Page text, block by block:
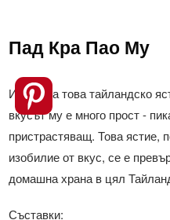
Пад Кра Пао Му
Името на това тайландско
вкусът му е много прост -
пристрастяващ. Това ястие,
изобилие от вкус, се е
домашна храна в цял
Съставки: